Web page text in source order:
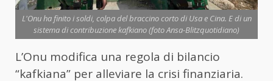
L'Onu ha finito i soldi, colpa del braccino corto di Usa e Cina. E di un
sistema di contribuzione kafkiano (foto Ansa-Blitzquotidiano)
L’Onu modifica una regola di bilancio
“kafkiana” per alleviare la crisi finanziaria.